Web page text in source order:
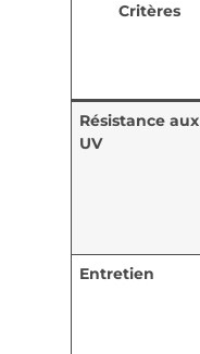
Critères
Résistance aux
UV
Entretien